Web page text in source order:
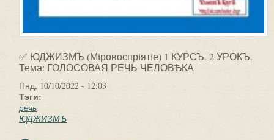
✅ ЮДЖИЗМЪ (Мiровоспрiятiе) 1 КУРСЪ. 2 УРОКЪ.
Тема: ГОЛОСОВАЯ РЕЧЬ ЧЕЛОВѢКА
Пнд, 10/10/2022 - 12:03
Тэги:
речь
ЮДЖИЗМЪ